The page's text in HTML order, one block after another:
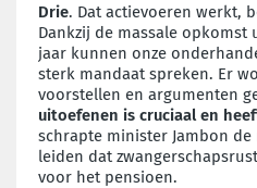
Drie. Dat actievoeren werkt,
Dankzij de massale
jaar kunnen onze
sterk mandaat spreken. Er
voorstellen en argumenten
uitoefenen is cruciaal en
schrapte minister Jambon
leiden dat
voor het pensioen.